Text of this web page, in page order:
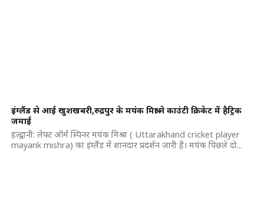
इंग्लैंड से आई खुशखबरी,रुद्रपुर के मयंक मिश्रा ने काउंटी क्रिकेट में हैट्रिक
जमाई
हल्द्वानी: लेफ्ट ऑर्म स्पिनर मयंक मिश्रा ( Uttarakhand cricket player
mayank mishra) का इंग्लैंड में शानदार प्रदर्शन जारी है। मयंक पिछले दो...